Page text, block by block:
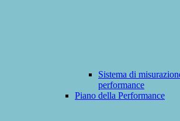
Sistema di
performance
Piano della Performance